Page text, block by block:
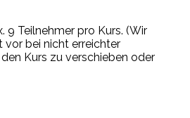
9 Teilnehmer pro Kurs. (Wir
vor bei nicht erreichter
Kurs zu verschieben oder